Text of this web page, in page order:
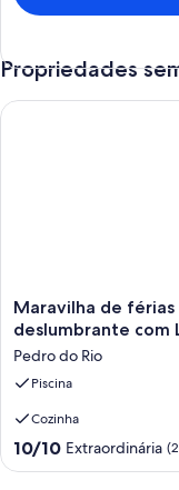
Propriedades
Maravilha
de
em
Itaipava!
deslumbrante
com
Maravilha de férias
deslumbrante com
Pedro do Rio
Piscina
Cozinha
10.0
de
10/10 Extraordinária
Maravilha de férias